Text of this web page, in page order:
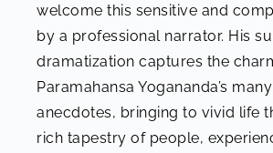
welcome this sensitive and
by a professional narrator. His
dramatization captures the
Paramahansa Yogananda’s
anecdotes, bringing to vivid life
rich tapestry of people,